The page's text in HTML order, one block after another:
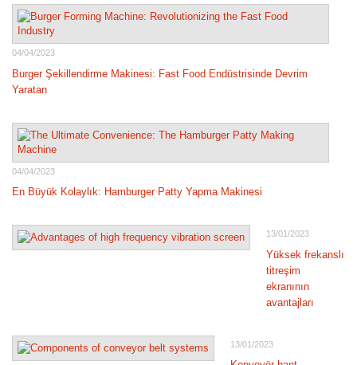
04/04/2023
Burger Şekillendirme Makinesi: Fast Food Endüstrisinde Devrim
Yaratan
04/04/2023
En Büyük Kolaylık: Hamburger Patty Yapma Makinesi
13/01/2023
Yüksek frekanslı
titreşim
ekranının
avantajları
13/01/2023